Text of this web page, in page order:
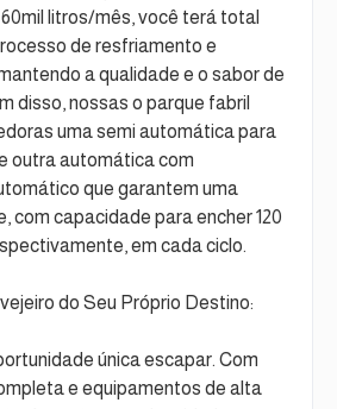
litros/mês, você terá total
de resfriamento e
a qualidade e o sabor de
disso, nossas o parque fabril
uma semi automática para
outra automática com
que garantem uma
com capacidade para encher 120
em cada ciclo.
do Seu Próprio Destino:
única escapar. Com
e equipamentos de alta